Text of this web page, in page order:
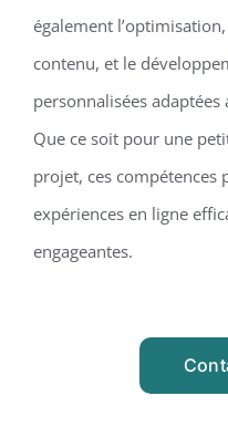
également
contenu, et le
personnalisées adaptées
Que ce soit pour une
projet, ces compétences
expériences en ligne
engageantes.